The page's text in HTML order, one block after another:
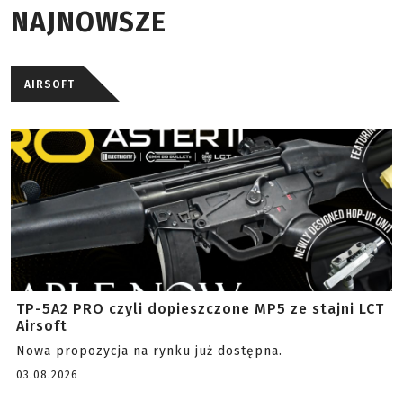
NAJNOWSZE
AIRSOFT
TP-5A2 PRO czyli dopieszczone MP5 ze stajni LCT
Airsoft
Nowa propozycja na rynku już dostępna.
03.08.2026